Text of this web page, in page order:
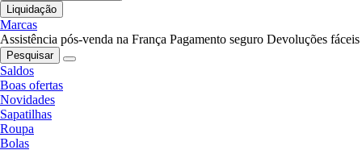
Liquidação
Marcas
Assistência pós-venda na França Pagamento seguro Devoluções fáceis
Pesquisar
Saldos
Boas ofertas
Novidades
Sapatilhas
Roupa
Bolas